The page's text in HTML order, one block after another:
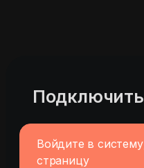
Войдите в
страницу